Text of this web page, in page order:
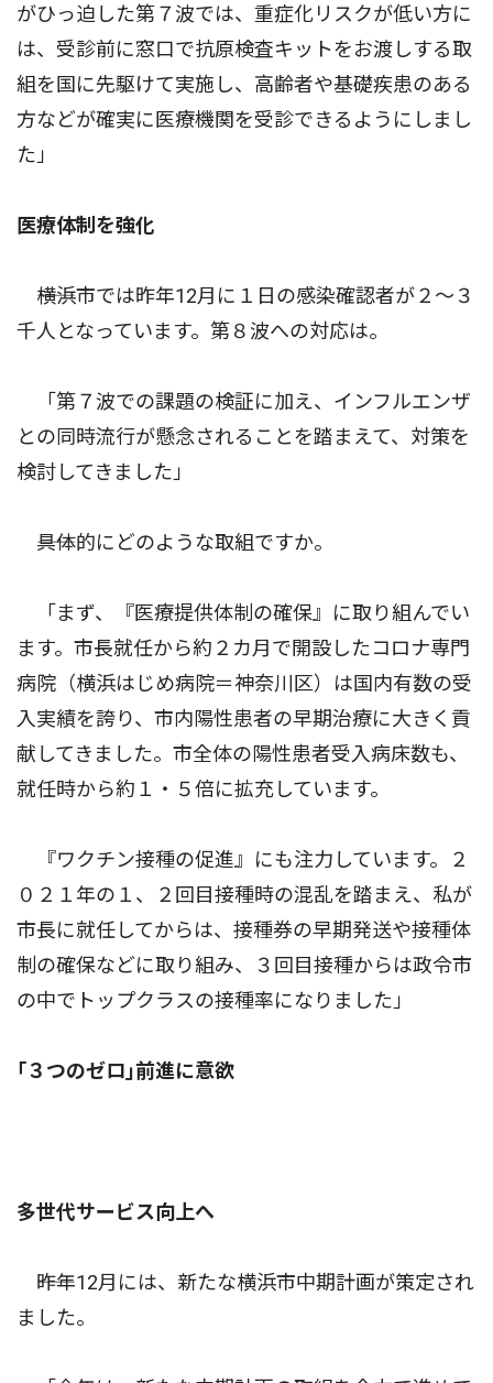
がひっ迫した第７波では、重症化リスクが低い方に
は、受診前に窓口で抗原検査キットをお渡しする取
組を国に先駆けて実施し、高齢者や基礎疾患のある
方などが確実に医療機関を受診できるようにしまし
た」
医療体制を強化
――横浜市では昨年12月に１日の感染確認者が２〜３
千人となっています。第８波への対応は。
「第７波での課題の検証に加え、インフルエンザ
との同時流行が懸念されることを踏まえて、対策を
検討してきました」
――具体的にどのような取組ですか。
「まず、『医療提供体制の確保』に取り組んでい
ます。市長就任から約２カ月で開設したコロナ専門
病院（横浜はじめ病院＝神奈川区）は国内有数の受
入実績を誇り、市内陽性患者の早期治療に大きく貢
献してきました。市全体の陽性患者受入病床数も、
就任時から約１・５倍に拡充しています。
『ワクチン接種の促進』にも注力しています。２
０２１年の１、２回目接種時の混乱を踏まえ、私が
市長に就任してからは、接種券の早期発送や接種体
制の確保などに取り組み、３回目接種からは政令市
の中でトップクラスの接種率になりました」
｢３つのゼロ｣前進に意欲
多世代サービス向上へ
――昨年12月には、新たな横浜市中期計画が策定され
ました。